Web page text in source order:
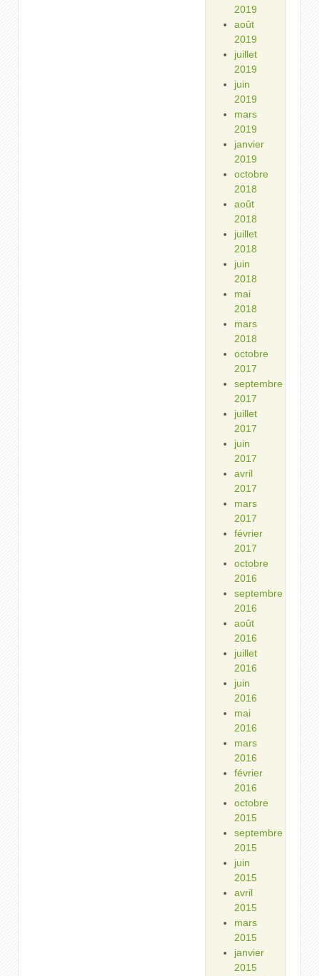
2019
août
2019
juillet
2019
juin
2019
mars
2019
janvier
2019
octobre
2018
août
2018
juillet
2018
juin
2018
mai
2018
mars
2018
octobre
2017
septembre
2017
juillet
2017
juin
2017
avril
2017
mars
2017
février
2017
octobre
2016
septembre
2016
août
2016
juillet
2016
juin
2016
mai
2016
mars
2016
février
2016
octobre
2015
septembre
2015
juin
2015
avril
2015
mars
2015
janvier
2015